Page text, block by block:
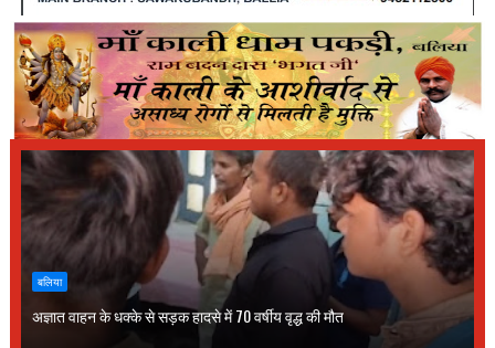
बलिया
अज्ञात वाहन के धक्के से सड़क हादसे में 70 वर्षीय वृद्ध की मौत